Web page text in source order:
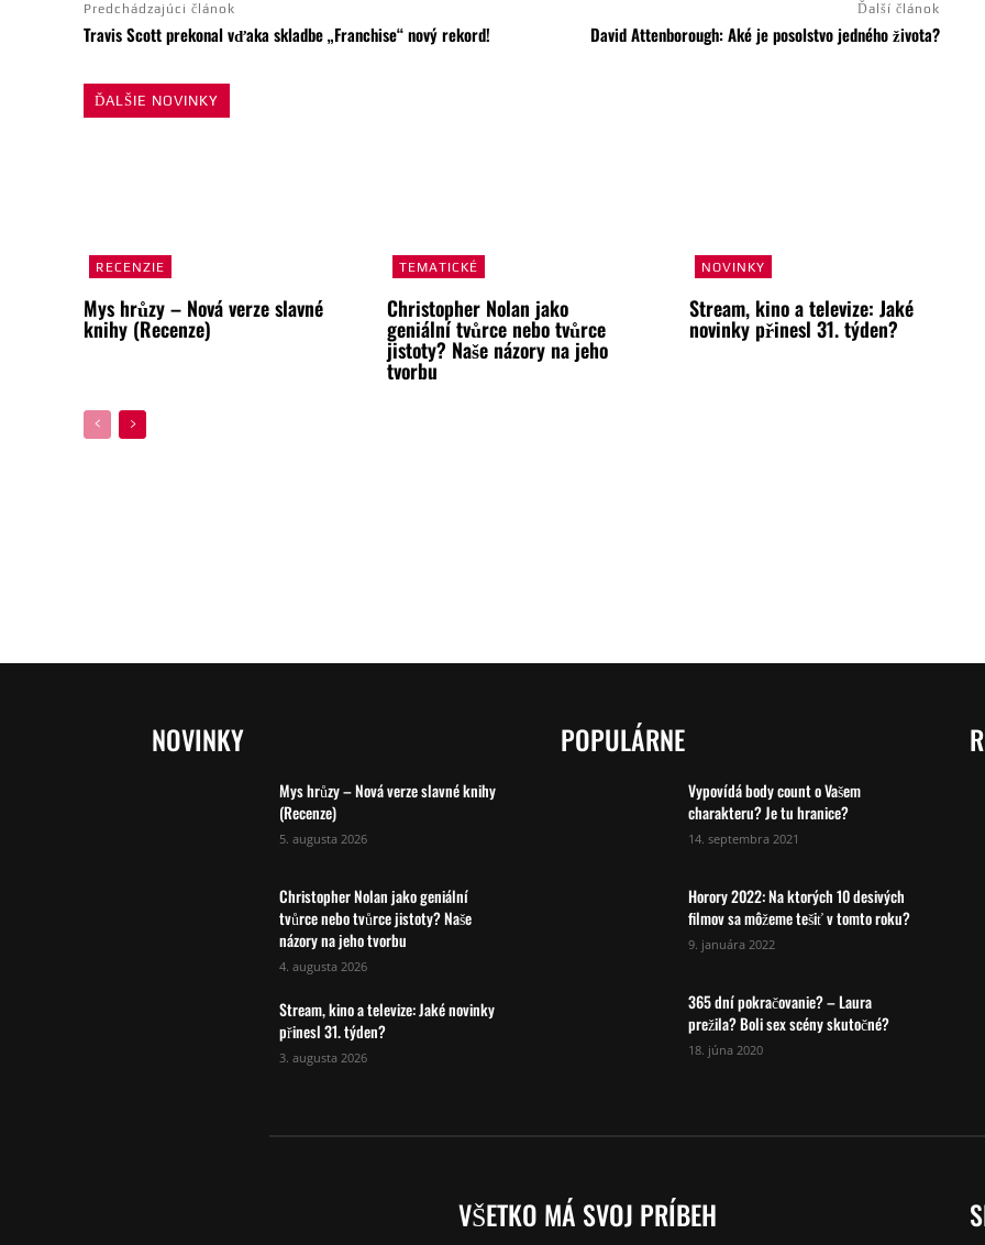
Predchádzajúci článok
Travis Scott prekonal vďaka skladbe „Franchise“ nový rekord!
Ďalší článok
David Attenborough: Aké je posolstvo jedného života?
ĎALŠIE NOVINKY
RECENZIE
Mys hrůzy – Nová verze slavné
knihy (Recenze)
TEMATICKÉ
Christopher Nolan jako
geniální tvůrce nebo tvůrce
jistoty? Naše názory na jeho
tvorbu
NOVINKY
Stream, kino a televize: Jaké
novinky přinesl 31. týden?
NOVINKY
Mys hrůzy – Nová verze slavné knihy
(Recenze)
5. augusta 2026
Christopher Nolan jako geniální
tvůrce nebo tvůrce jistoty? Naše
názory na jeho tvorbu
4. augusta 2026
Stream, kino a televize: Jaké novinky
přinesl 31. týden?
3. augusta 2026
POPULÁRNE
Vypovídá body count o Vašem
charakteru? Je tu hranice?
14. septembra 2021
Horory 2022: Na ktorých 10 desivých
filmov sa môžeme tešiť v tomto roku?
9. januára 2022
365 dní pokračovanie? – Laura
prežila? Boli sex scény skutočné?
18. júna 2020
VŠETKO MÁ SVOJ PRÍBEH